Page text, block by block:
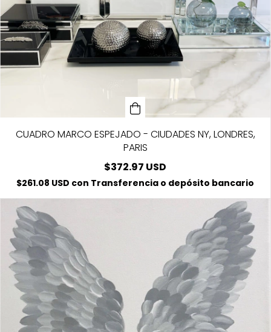
CUADRO MARCO ESPEJADO - CIUDADES NY, LONDRES,
PARIS
$372.97 USD
$261.08 USD con Transferencia o depósito bancario